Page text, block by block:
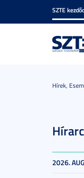
SZTE
Hírek,
2026.